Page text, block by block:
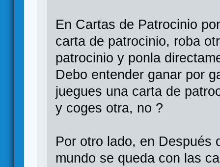
En Cartas de Patrocinio
carta de patrocinio, roba
patrocinio y ponla
Debo entender ganar por
juegues una carta de
y coges otra, no ?
Por otro lado, en Después
mundo se queda con las